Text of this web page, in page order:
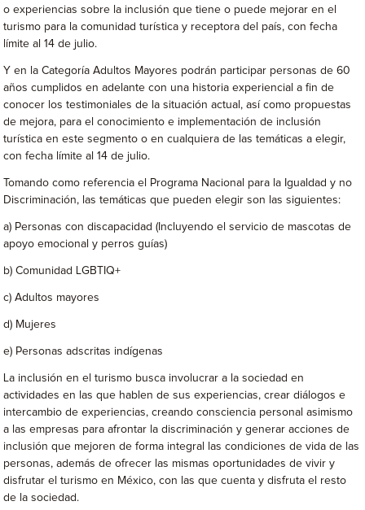
o experiencias sobre la inclusión que tiene o puede mejorar en el
turismo para la comunidad turística y receptora del país, con fecha
límite al 14 de julio.
Y en la Categoría Adultos Mayores podrán participar personas de 60
años cumplidos en adelante con una historia experiencial a fin de
conocer los testimoniales de la situación actual, así como propuestas
de mejora, para el conocimiento e implementación de inclusión
turística en este segmento o en cualquiera de las temáticas a elegir,
con fecha límite al 14 de julio.
Tomando como referencia el Programa Nacional para la Igualdad y no
Discriminación, las temáticas que pueden elegir son las siguientes:
a) Personas con discapacidad (Incluyendo el servicio de mascotas de
apoyo emocional y perros guías)
b) Comunidad LGBTIQ+
c) Adultos mayores
d) Mujeres
e) Personas adscritas indígenas
La inclusión en el turismo busca involucrar a la sociedad en
actividades en las que hablen de sus experiencias, crear diálogos e
intercambio de experiencias, creando consciencia personal asimismo
a las empresas para afrontar la discriminación y generar acciones de
inclusión que mejoren de forma integral las condiciones de vida de las
personas, además de ofrecer las mismas oportunidades de vivir y
disfrutar el turismo en México, con las que cuenta y disfruta el resto
de la sociedad.